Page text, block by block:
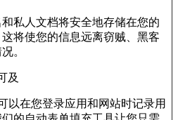
人文档将安全地存储在您的
将使您的信息远离窃贼、黑客
。
及
在您登录应用和网站时记录用